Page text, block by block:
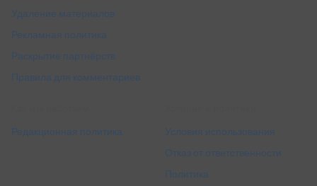
Удаление материалов
Рекламная политика
Раскрытие партнёрств
Правила для комментариев
Редакционная политика
Условия использования
Отказ от ответственности
Политика